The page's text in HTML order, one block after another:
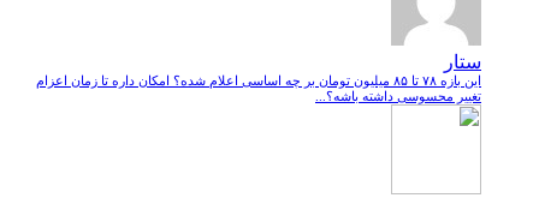
ستار
این بازه ۷۸ تا ۸۵ میلیون تومان بر چه اساسی اعلام شده؟ امکان داره تا زمان اعزام
تغییر محسوسی داشته باشه؟...